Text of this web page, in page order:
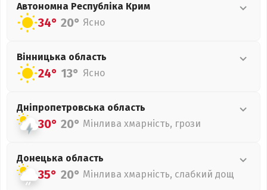
Автономна Республіка Крим
34° 20° Ясно
Вінницька область
24° 13° Ясно
Дніпропетровська область
30° 20° Мінлива хмарність, грози
Донецька область
35° 20° Мінлива хмарність, слабкий дощ